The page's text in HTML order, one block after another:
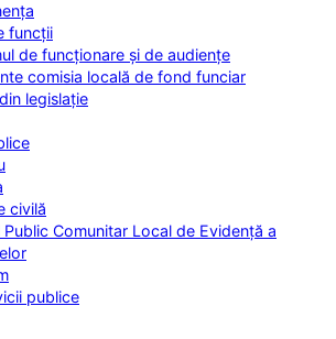
funcții
de funcționare și de audiențe
comisia locală de fond funciar
legislație
civilă
Public Comunitar Local de Evidență a
publice